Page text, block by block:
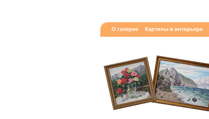
О галерее Картины в интерьере